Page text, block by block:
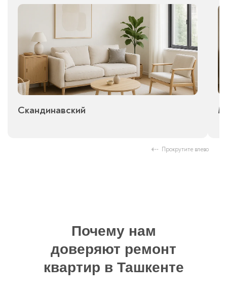
Скандинавский
Прокрутите влево
Почему нам
доверяют ремонт
квартир в Ташкенте